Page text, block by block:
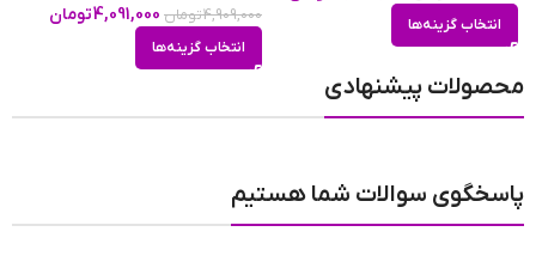
تعداد موتور
مبدا برند ساعت
انتخاب گزینه‌ها 4,909,000تومان 4,091,000تومان
انتخاب گزینه‌ها
محصولات پیشنهادی
پاسخگوی سوالات شما هستیم